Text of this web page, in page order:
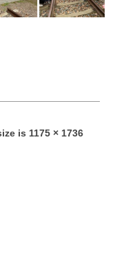
is1175 × 1736